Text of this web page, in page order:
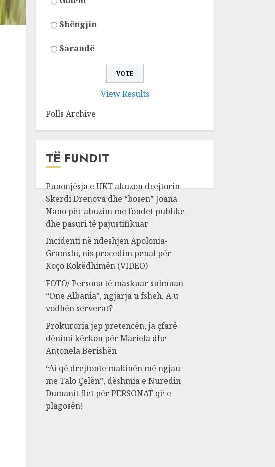
Shëngjin
Sarandë
View Results
Polls Archive
TË FUNDIT
Punonjësja e UKT akuzon drejtorin
Skerdi Drenova dhe “bosen” Joana
Nano për abuzim me fondet publike
dhe pasuri të pajustifikuar
Incidenti në ndeshjen Apolonia-
Gramshi, nis procedim penal për
Koço Kokëdhimën (VIDEO)
FOTO/ Persona të maskuar sulmuan
“One Albania”, ngjarja u fsheh. A u
vodhën serverat?
Prokuroria jep pretencën, ja çfarë
dënimi kërkon për Mariela dhe
Antonela Berishën
“Ai që drejtonte makinën më ngjau
me Talo Çelën”, dëshmia e Nuredin
Dumanit flet për PERSONAT që e
plagosën!